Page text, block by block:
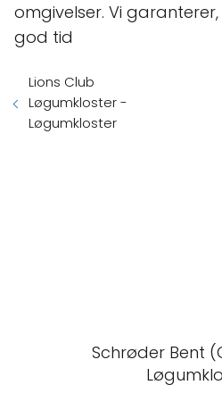
omgivelser. Vi
god tid
Lions Club
Løgumkloster -
Løgumkloster
Schrøder Bent